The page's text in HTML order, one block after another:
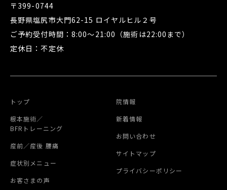
〒399-0744
長野県塩尻市大門62-15 ロイヤルヒル２号
ご予約受付時間：8:00～21:00（施術は22:00まで）
定休日：不定休
トップ
根本施術／
BFRトレーニング
産前／産後 腰痛
症状別メニュー
お客さまの声
院情報
新着情報
お問い合わせ
サイトマップ
プライバシーポリシー